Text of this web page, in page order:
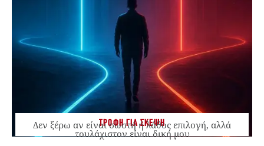
ΤΡΟΦΗ ΓΙΑ ΣΚΕΨΗ
Δεν ξέρω αν είναι σωστή ή λάθος επιλογή, αλλά
τουλάχιστον είναι δική μου